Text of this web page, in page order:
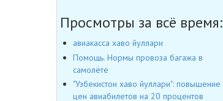
Просмотры за всё время:
авиакасса хаво йуллари
Помощь. Нормы провоза багажа в
самолёте
"Узбекистон хаво йуллари": повышение
цен авиабилетов на 20 процентов